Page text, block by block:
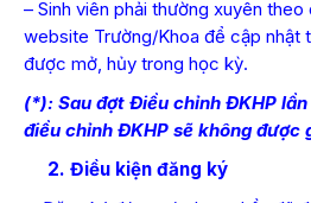
– Sinh viên phải thường xuyên
website Trường/Khoa để cập nhật
được mở, hủy trong học kỳ.
(*): Sau đợt Điều chỉnh ĐKHP
điều chỉnh ĐKHP sẽ không được
2. Điều kiện đăng ký